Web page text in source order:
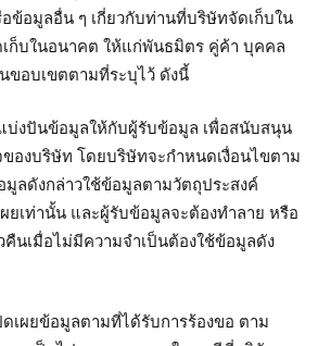
ข้อมูลอื่น ๆ เกี่ยวกับท่านที่บริษัทจัดเก็บใน
ก็บในอนาคต ให้แก่พันธมิตร คู่ค้า บุคคล
อบเขตตามที่ระบุไว้ ดังนี้
บ่งปันข้อมูลให้กับผู้รับข้อมูล เพื่อสนับสนุน
ของบริษัท โดยบริษัทจะกำหนดเงื่อนไขตาม
ลดังกล่าวใช้ข้อมูลตามวัตถุประสงค์
ผยเท่านั้น และผู้รับข้อมูลจะต้องทำลาย หรือ
คืนเมื่อไม่มีความจำเป็นต้องใช้ข้อมูลดัง
ดเผยข้อมูลตามที่ได้รับการร้องขอ ตาม